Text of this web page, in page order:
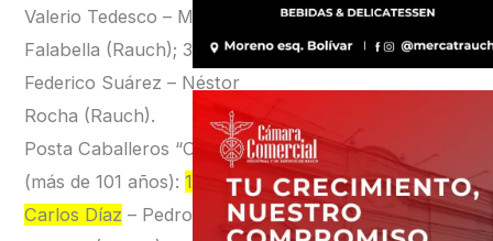
Valerio Tedesco – Martín
Falabella (Rauch); 3°
Federico Suárez – Néstor
Rocha (Rauch).
Posta Caballeros “C”
(más de 101 años):1°
Carlos Díaz – Pedro